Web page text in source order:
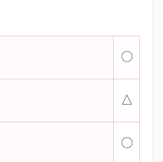
〇
△
〇